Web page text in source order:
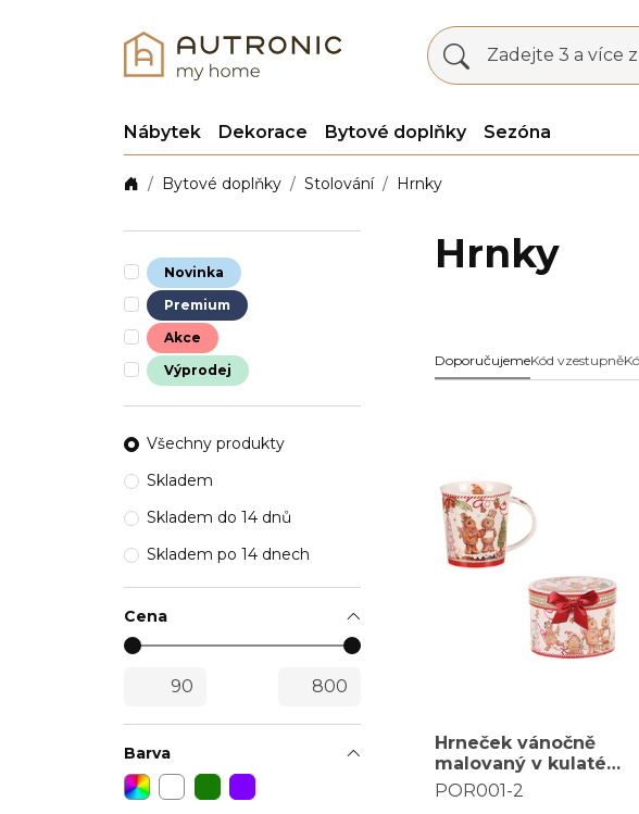
Zadejte 3 a více
Nábytek Dekorace Bytové doplňky Sezóna
Bytové doplňky Stolování Hrnky
Novinka
Premium
Akce
Výprodej
Všechny produkty
Skladem
Skladem do 14 dnů
Skladem po 14 dnech
Cena
Barva
Hrnky
DoporučujemeKód vzestupně
Hrneček vánočně
malovaný v kulaté
dóze - porcelán,
POR001-2